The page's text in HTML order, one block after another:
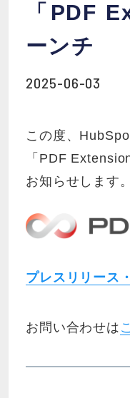
「PDF
ーンチ
2025-06-03
この度、
「PDF
お知らせします。
プレスリリース
お問い合わせは
ブログ
IR
採用情報